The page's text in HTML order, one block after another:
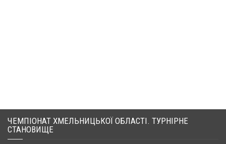
ЧЕМПІОНАТ ХМЕЛЬНИЦЬКОЇ ОБЛАСТІ. ТУРНІРНЕ
СТАНОВИЩЕ